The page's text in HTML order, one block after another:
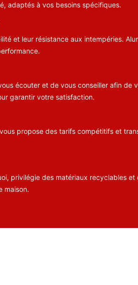
adaptés à vos besoins spécifiques.
et leur résistance aux intempéries.
écouter et de vous conseiller afin de
garantir votre satisfaction.
propose des tarifs compétitifs et
privilégie des matériaux recyclables
maison.